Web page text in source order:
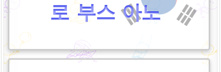
로 부스 아노